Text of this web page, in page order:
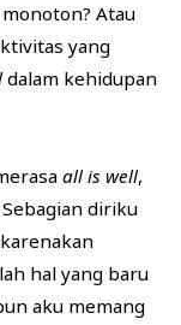
Atau
yang
dalam kehidupan
all is well,
diriku
hal yang baru
aku memang